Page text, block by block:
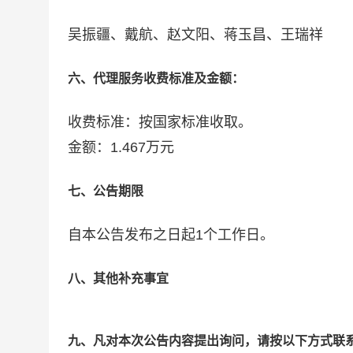
吴振疆、戴航、赵文阳、蒋玉昌、王瑞祥
六、代理服务收费标准及金额：
收费标准：按国家标准收取。
金额：1.467万元
七、公告期限
自本公告发布之日起1个工作日。
八、其他补充事宜
九、凡对本次公告内容提出询问，请按以下方式联